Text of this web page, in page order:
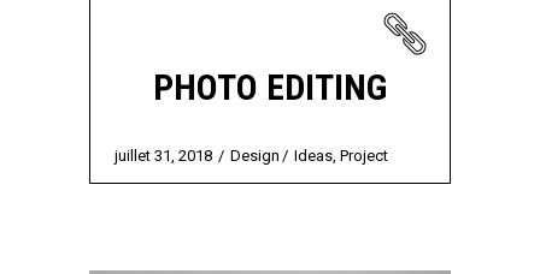
PHOTO EDITING
juillet 31, 2018 Design Ideas, Project